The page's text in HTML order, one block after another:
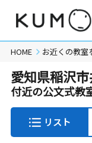
HOME お近くの教室
愛知県稲沢
付近の公文式教
リスト